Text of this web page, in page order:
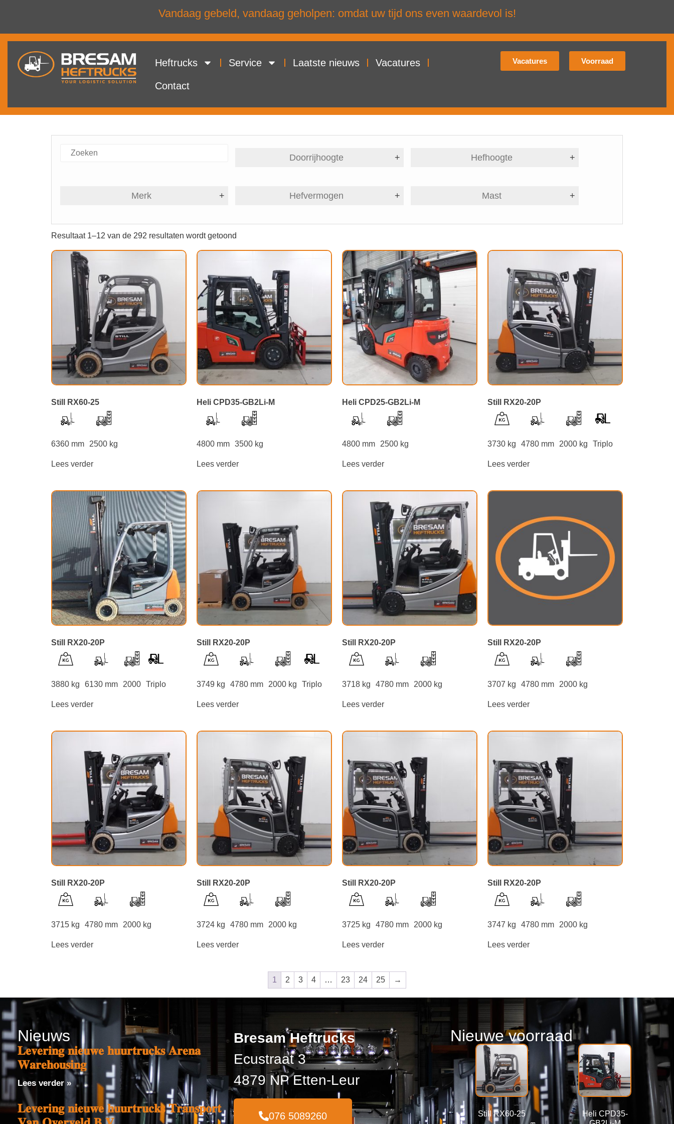
Vandaag gebeld, vandaag geholpen: omdat uw tijd ons even waardevol is!
Heftrucks Service Laatste nieuws Vacatures
Contact
Vacatures Voorraad
Doorrijhoogte + Hefhoogte +
Merk + Hefvermogen + Mast +
Resultaat 1–12 van de 292 resultaten wordt getoond
Still RX60-25
6360 mm 2500 kg
Lees verder
Heli CPD35-GB2Li-M
4800 mm 3500 kg
Lees verder
Heli CPD25-GB2Li-M
4800 mm 2500 kg
Lees verder
Still RX20-20P
3730 kg 4780 mm 2000 kg Triplo
Lees verder
Still RX20-20P
3880 kg 6130 mm 2000 Triplo
Lees verder
Still RX20-20P
3749 kg 4780 mm 2000 kg Triplo
Lees verder
Still RX20-20P
3718 kg 4780 mm 2000 kg
Lees verder
Still RX20-20P
3707 kg 4780 mm 2000 kg
Lees verder
Still RX20-20P
3715 kg 4780 mm 2000 kg
Lees verder
Still RX20-20P
3724 kg 4780 mm 2000 kg
Lees verder
Still RX20-20P
3725 kg 4780 mm 2000 kg
Lees verder
Still RX20-20P
3747 kg 4780 mm 2000 kg
Lees verder
1 2 3 4 … 23 24 25 →
Nieuws
𝐋𝐞𝐯𝐞𝐫𝐢𝐧𝐠 𝐧𝐢𝐞𝐮𝐰𝐞 𝐡𝐮𝐮𝐫𝐭𝐫𝐮𝐜𝐤𝐬 𝐀𝐫𝐞𝐧𝐚
𝐖𝐚𝐫𝐞𝐡𝐨𝐮𝐬𝐢𝐧𝐠
Lees verder »
𝐋𝐞𝐯𝐞𝐫𝐢𝐧𝐠 𝐧𝐢𝐞𝐮𝐰𝐞 𝐡𝐮𝐮𝐫𝐭𝐫𝐮𝐜𝐤𝐬 𝐓𝐫𝐚𝐧𝐬𝐩𝐨𝐫𝐭
Bresam Heftrucks
Ecustraat 3
4879 NP Etten-Leur
076 5089260
Nieuwe voorraad
Still RX60-25
Heli CPD35-